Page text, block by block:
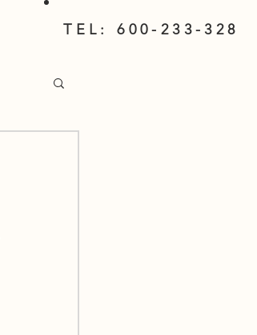
TEL: 600-233-328